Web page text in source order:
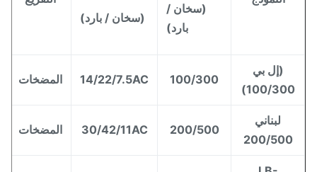
(سخان /
(سخان / بارد)
(إل بي
100/300)
100/300
14/22/7.5AC المضخات
لبناني
200/500
200/500
30/42/11AC المضخات